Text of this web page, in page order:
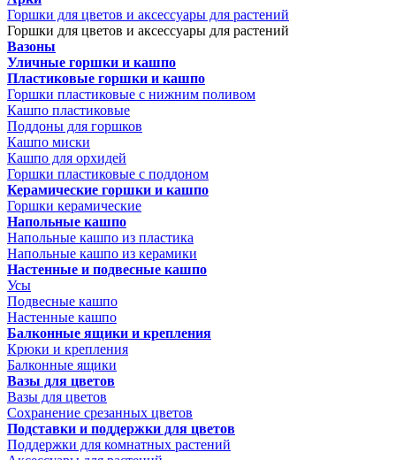
Горшки для цветов и аксессуары для растений
Горшки для цветов и аксессуары для растений
Вазоны
Уличные горшки и кашпо
Пластиковые горшки и кашпо
Горшки пластиковые с нижним поливом
Кашпо пластиковые
Поддоны для горшков
Кашпо миски
Кашпо для орхидей
Горшки пластиковые с поддоном
Керамические горшки и кашпо
Горшки керамические
Напольные кашпо
Напольные кашпо из пластика
Напольные кашпо из керамики
Настенные и подвесные кашпо
Усы
Подвесные кашпо
Настенные кашпо
Балконные ящики и крепления
Крюки и крепления
Балконные ящики
Вазы для цветов
Вазы для цветов
Сохранение срезанных цветов
Подставки и поддержки для цветов
Поддержки для комнатных растений